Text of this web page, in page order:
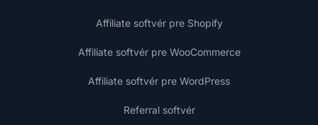
Affiliate softvér pre Shopify
Affiliate softvér pre WooCommerce
Affiliate softvér pre WordPress
Referral softvér